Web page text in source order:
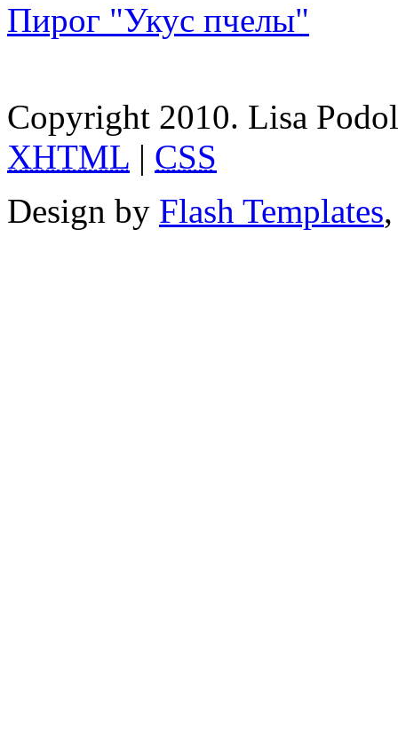
Пирог "Укус пчелы"
Copyright 2010. Lisa
XHTML | CSS
Design by Flash Templates